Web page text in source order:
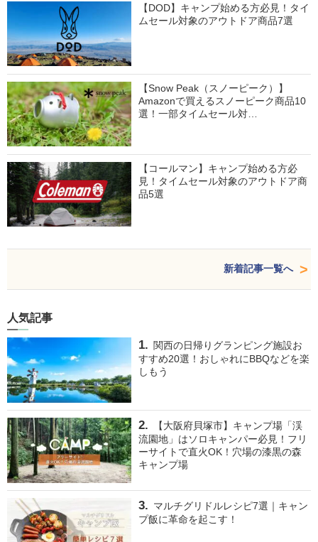
【DOD】キャンプ始める方必見！タイ
ムセール対象のアウトドア商品7選
【Snow Peak（スノーピーク）】
Amazonで買えるスノーピーク商品10
選！一部タイムセール対…
【コールマン】キャンプ始める方必
見！タイムセール対象のアウトドア商
品5選
新着記事一覧へ
人気記事
関西の日帰りグランピング施設お
すすめ20選！おしゃれにBBQなどを楽
しもう
【大阪府貝塚市】キャンプ場「渓
流園地」はソロキャンパー必見！フリ
ーサイトで直火OK！穴場の漆黒の森
キャンプ場
マルチグリドルレシピ7選｜キャン
プ飯に革命を起こす！